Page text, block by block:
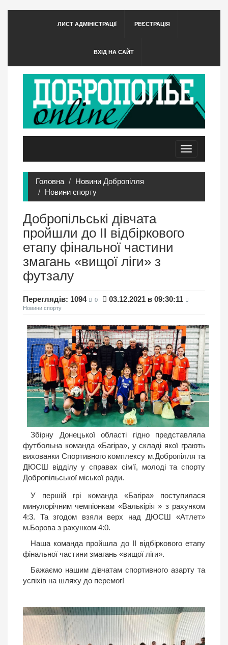
ЛИСТ АДМІНІСТРАЦІЇ РЕЄСТРАЦІЯ
ВХІД НА САЙТ
Toggle
navigation
Головна
Новини Добропілля
Новини спорту
Добропільські дівчата
пройшли до II відбіркового
етапу фінальної частини
змагань «вищої ліги» з
футзалу
Переглядів: 1094 0 03.12.2021 в 09:30:11
Новини спорту
Збірну Донецької області гідно представляла
футбольна команда «Багіра», у складі якої грають
вихованки Спортивного комплексу м.Добропілля та
ДЮСШ відділу у справах сім’ї, молоді та спорту
Добропільської міської ради.
У першій грі команда «Багіра» поступилася
минулорічним чемпіонкам «Валькірія » з рахунком
4:3. Та згодом взяли верх над ДЮСШ «Атлет»
м.Борова з рахунком 4:0.
Наша команда пройшла до II відбіркового етапу
фінальної частини змагань «вищої ліги».
Бажаємо нашим дівчатам спортивного азарту та
успіхів на шляху до перемог!